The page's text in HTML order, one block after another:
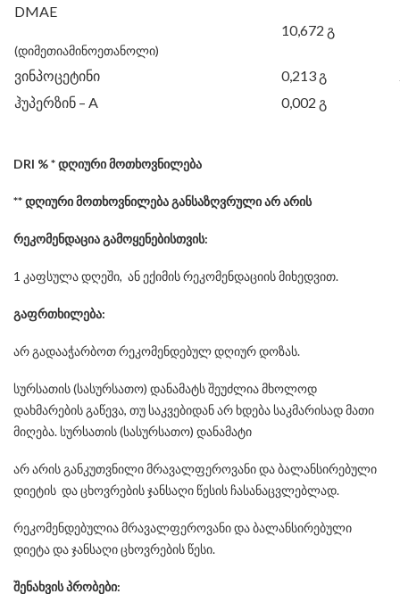
DMAE
(დიმეთიამინოეთანოლი)
10,672 გ
ვინპოცეტინი 0,213 გ
ჰუპერზინ – A
0,002 გ
DRI %*დღიური მოთხოვნილება
** დღიური მოთხოვნილება განსაზღვრული არ არის
რეკომენდაცია გამოყენებისთვის:
1 კაფსულა დღეში, ან ექიმის რეკომენდაციის მიხედვით.
გაფრთხილება:
არ გადააჭარბოთ რეკომენდებულ დღიურ დოზას.
სურსათის (სასურსათო) დანამატს შეუძლია მხოლოდ
დახმარების გაწევა, თუ საკვებიდან არ ხდება საკმარისად მათი
მიღება. სურსათის (სასურსათო) დანამატი
არ არის განკუთვნილი მრავალფეროვანი და ბალანსირებული
დიეტის და ცხოვრების ჯანსაღი წესის ჩასანაცვლებლად.
რეკომენდებულია მრავალფეროვანი და ბალანსირებული
დიეტა და ჯანსაღი ცხოვრების წესი.
შენახვის პრობები: